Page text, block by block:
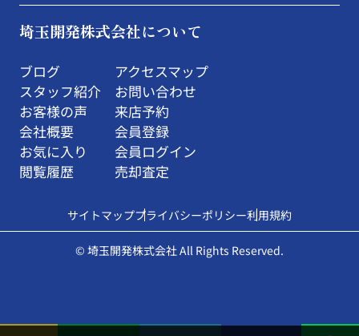
埼玉開発株式会社について
ブログ
スタッフ紹介
お客様の声
会社概要
お気に入り
閲覧履歴
アクセスマップ
お問い合わせ
来店予約
会員登録
会員ログイン
売却査定
サイトマッププライバシーポリシー利用規約
© 埼玉開発株式会社 All Rights Reserved.